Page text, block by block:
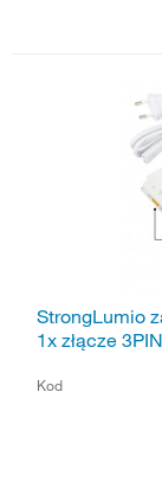
StrongLumio
1x złącze
Kod